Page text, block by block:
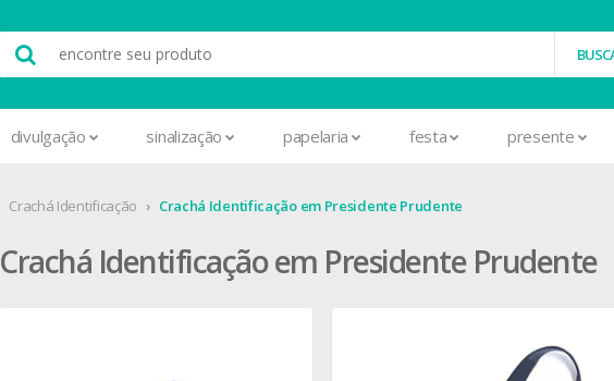
divulgação sinalização papelaria festa presente
Crachá Identificação Crachá Identificação em Presidente Prudente
Crachá Identificação em Presidente Prudente